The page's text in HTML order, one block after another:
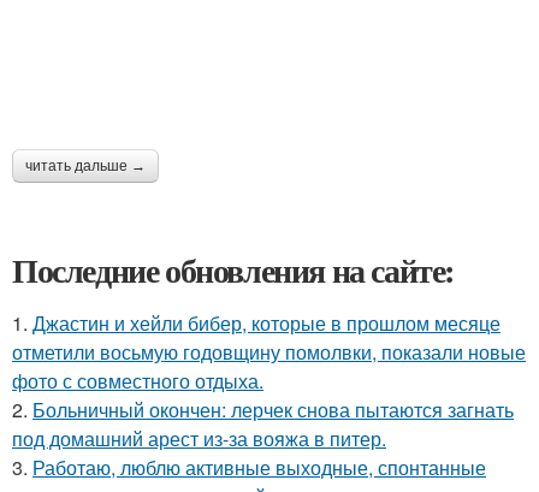
читать дальше →
Последние обновления на сайте:
1. Джастин и хейли бибер, которые в прошлом месяце
отметили восьмую годовщину помолвки, показали новые
фото с совместного отдыха.
2. Больничный окончен: лерчек снова пытаются загнать
под домашний арест из-за вояжа в питер.
3. Работаю, люблю активные выходные, спонтанные